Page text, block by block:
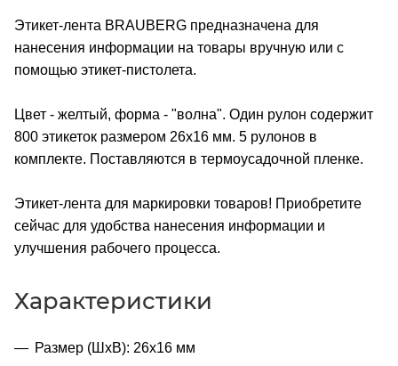
Этикет-лента BRAUBERG предназначена для
нанесения информации на товары вручную или с
помощью этикет-пистолета.
Цвет - желтый, форма - "волна". Один рулон содержит
800 этикеток размером 26x16 мм. 5 рулонов в
комплекте. Поставляются в термоусадочной пленке.
Этикет-лента для маркировки товаров! Приобретите
сейчас для удобства нанесения информации и
улучшения рабочего процесса.
Характеристики
Размер (ШхВ): 26х16 мм